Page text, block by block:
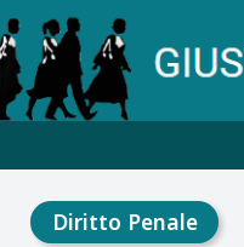
Diritto Penale